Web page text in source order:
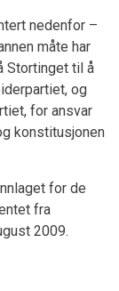
nedenfor –
måte har
Stortinget til å
og
for ansvar
konstitusjonen
for de
fra
2009.